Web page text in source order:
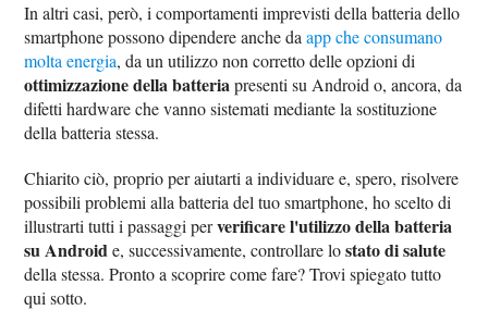
In altri casi, però, i comportamenti imprevisti della batteria dello
smartphone possono dipendere anche daapp che consumano
molta energia, da un utilizzo non corretto delle opzioni di
ottimizzazione della batteriapresenti su Android o, ancora, da
difetti hardware che vanno sistemati mediante la sostituzione
della batteria stessa.
Chiarito ciò, proprio per aiutarti a individuare e, spero, risolvere
possibili problemi alla batteria del tuo smartphone, ho scelto di
illustrarti tutti i passaggi perverificare l'utilizzo della batteria
su Androide, successivamente, controllare lostato di salute
della stessa. Pronto a scoprire come fare? Trovi spiegato tutto
qui sotto.